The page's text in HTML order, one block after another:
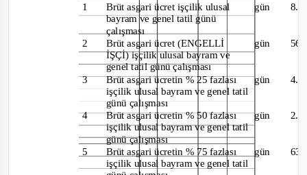
1
Brüt asgari ücret işçilik ulusal
bayram ve genel tatil günü
çalışması
Brüt asgari ücret (ENGELLİ
İŞÇİ) işçilik ulusal bayram ve
genel tatil günü çalışması
Brüt asgari ücretin % 25 fazlası
işçilik ulusal bayram ve genel tatil
günü çalışması
Brüt asgari ücretin % 50 fazlası
işçilik ulusal bayram ve genel tatil
günü çalışması
Brüt asgari ücretin % 75 fazlası
işçilik ulusal bayram ve genel tatil
gün
gün
gün
gün
gün
2
3
4
5